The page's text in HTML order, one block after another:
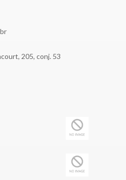
205, conj. 53